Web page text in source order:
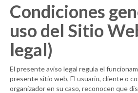
Condiciones
uso del Sitio
legal)
El presente aviso legal regula el
presente sitio web, El usuario, cliente o
organizador en su caso, reconocen que